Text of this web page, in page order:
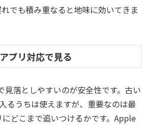
でも積み重なると地味に効いてきま
プリ対応で見る
見落としやすいのが安全性です。古い
るうちは使えますが、重要なのは最
どこまで追いつけるかです。Apple